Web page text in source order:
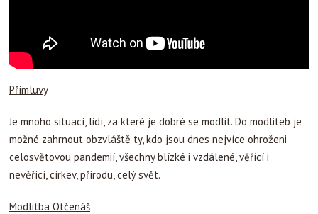
Přímluvy
Je mnoho situací, lidí, za které je dobré se modlit. Do modliteb je
možné zahrnout obzvláště ty, kdo jsou dnes nejvíce ohroženi
celosvětovou pandemií, všechny blízké i vzdálené, věřící i
nevěřící, církev, přírodu, celý svět.
Modlitba Otčenáš